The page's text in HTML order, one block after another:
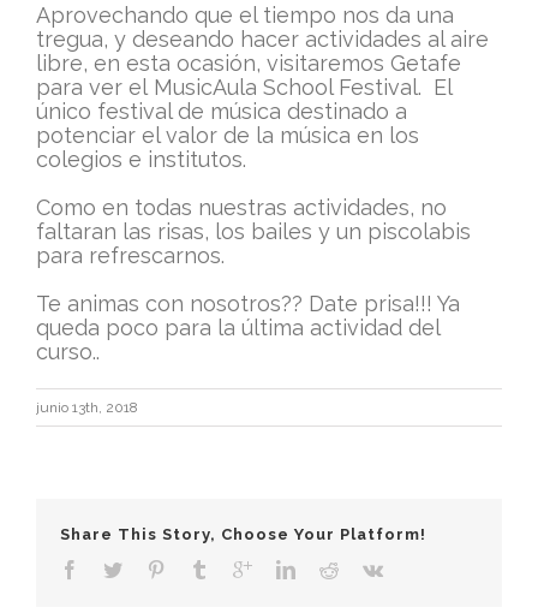
Aprovechando que el tiempo nos da una
tregua, y deseando hacer actividades al aire
libre, en esta ocasión, visitaremos Getafe
para ver el MusicAula School Festival. El
único festival de música destinado a
potenciar el valor de la música en los
colegios e institutos.
Como en todas nuestras actividades, no
faltaran las risas, los bailes y un piscolabis
para refrescarnos.
Te animas con nosotros?? Date prisa!!! Ya
queda poco para la última actividad del
curso..
junio 13th, 2018
Share This Story, Choose Your Platform!